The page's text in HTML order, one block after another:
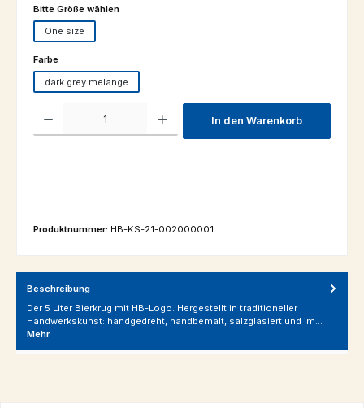
Bitte Größe wählenauswählen
One size
Farbeauswählen
dark grey melange
In den Warenkorb
Produktnummer: HB-KS-21-002000001
Beschreibung
Der 5 Liter Bierkrug mit HB-Logo. Hergestellt in traditioneller
Handwerkskunst: handgedreht, handbemalt, salzglasiert und im…
Mehr